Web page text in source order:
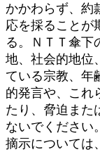
かかわらず、約
応を採ることが
る。ＮＴＴ傘下
地、社会的地位
ている宗教、年
的発言や、これ
たり、脅迫また
ないでください
摘示については